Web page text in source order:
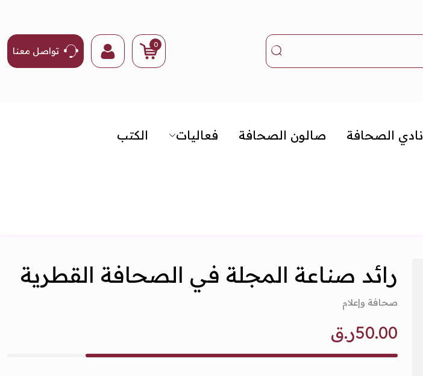
0
تواصل معنا
نادي الصحافة صالون الصحافة فعاليات الكتب
رائد صناعة المجلة في الصحافة القطرية
صحافة وإعلام
50.00ر.ق